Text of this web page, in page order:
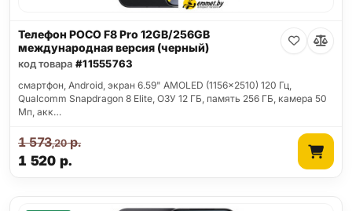
Телефон POCO F8 Pro 12GB/256GB
международная версия (черный)
код товара #11555763
смартфон, Android, экран 6.59" AMOLED (1156x2510) 120 Гц,
Qualcomm Snapdragon 8 Elite, ОЗУ 12 ГБ, память 256 ГБ, камера 50
Мп, акк…
1 520 р.
1 573,20р.